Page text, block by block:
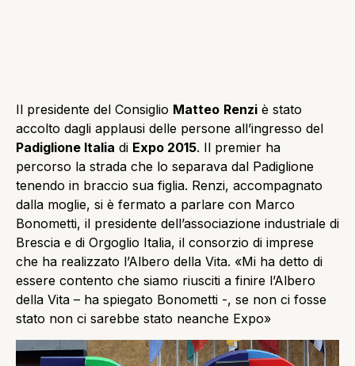
Il presidente del Consiglio Matteo Renzi è stato
accolto dagli applausi delle persone all’ingresso del
Padiglione Italia di Expo 2015. Il premier ha
percorso la strada che lo separava dal Padiglione
tenendo in braccio sua figlia. Renzi, accompagnato
dalla moglie, si è fermato a parlare con Marco
Bonometti, il presidente dell’associazione industriale di
Brescia e di Orgoglio Italia, il consorzio di imprese
che ha realizzato l’Albero della Vita. «Mi ha detto di
essere contento che siamo riusciti a finire l’Albero
della Vita – ha spiegato Bonometti -, se non ci fosse
stato non ci sarebbe stato neanche Expo»